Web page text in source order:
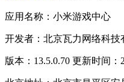
应用名称：小米游戏中心
开发者：北京瓦力网络科技
版本：13.5.0.70 更新时间：